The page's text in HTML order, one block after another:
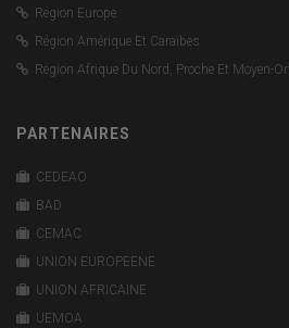
Région Europe
Région Amérique Et Caraïbes
Région Afrique Du Nord, Proche Et Moyen-
PARTENAIRES
CEDEAO
BAD
CEMAC
UNION EUROPEENE
UNION AFRICAINE
UEMOA